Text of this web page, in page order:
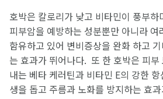
호박은 칼로리가 낮고 비타민이 풍부
피부암을 예방하는 성분뿐만 아니라
함유하고 있어 변비증상을 완화 하고
는 효과가 뛰어나다. 또 한 호박은 피부
내는 베타 케러틴과 비타민 E의 강한
생을 돕고 주름과 노화를 방지하는 효